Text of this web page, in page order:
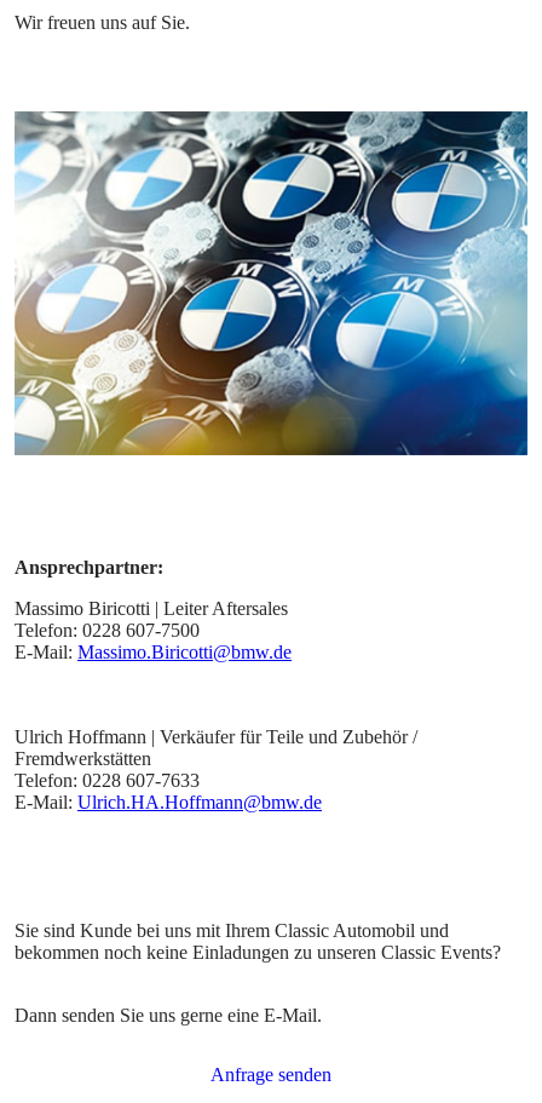
Wir freuen uns auf Sie.
Ansprechpartner:
Massimo Biricotti | Leiter Aftersales
Telefon: 0228 607-7500
E-Mail: Massimo.Biricotti@bmw.de
Ulrich Hoffmann | Verkäufer für Teile und Zubehör /
Fremdwerkstätten
Telefon: 0228 607-7633
E-Mail: Ulrich.HA.Hoffmann@bmw.de
Sie sind Kunde bei uns mit Ihrem Classic Automobil und
bekommen noch keine Einladungen zu unseren Classic Events?
Dann senden Sie uns gerne eine E-Mail.